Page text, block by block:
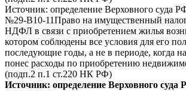
Источник: определение Верховного суда
№29-В10-11Право на имущественный
НДФЛ в связи с приобретением жилья
котором соблюдены все условия для его
последующие годы, а не в периоде, когда
понес расходы по приобретению
(подп.2 п.1 ст.220 НК РФ)
Источник: определение Верховного суда